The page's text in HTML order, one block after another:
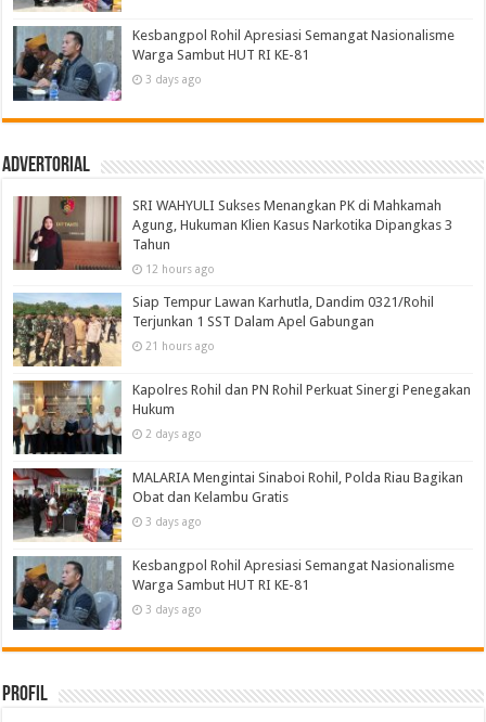
Kesbangpol Rohil Apresiasi Semangat Nasionalisme
Warga Sambut HUT RI KE-81
3 days ago
Advertorial
SRI WAHYULI Sukses Menangkan PK di Mahkamah
Agung, Hukuman Klien Kasus Narkotika Dipangkas 3
Tahun
12 hours ago
Siap Tempur Lawan Karhutla, Dandim 0321/Rohil
Terjunkan 1 SST Dalam Apel Gabungan
21 hours ago
Kapolres Rohil dan PN Rohil Perkuat Sinergi Penegakan
Hukum
2 days ago
MALARIA Mengintai Sinaboi Rohil, Polda Riau Bagikan
Obat dan Kelambu Gratis
3 days ago
Kesbangpol Rohil Apresiasi Semangat Nasionalisme
Warga Sambut HUT RI KE-81
3 days ago
Profil